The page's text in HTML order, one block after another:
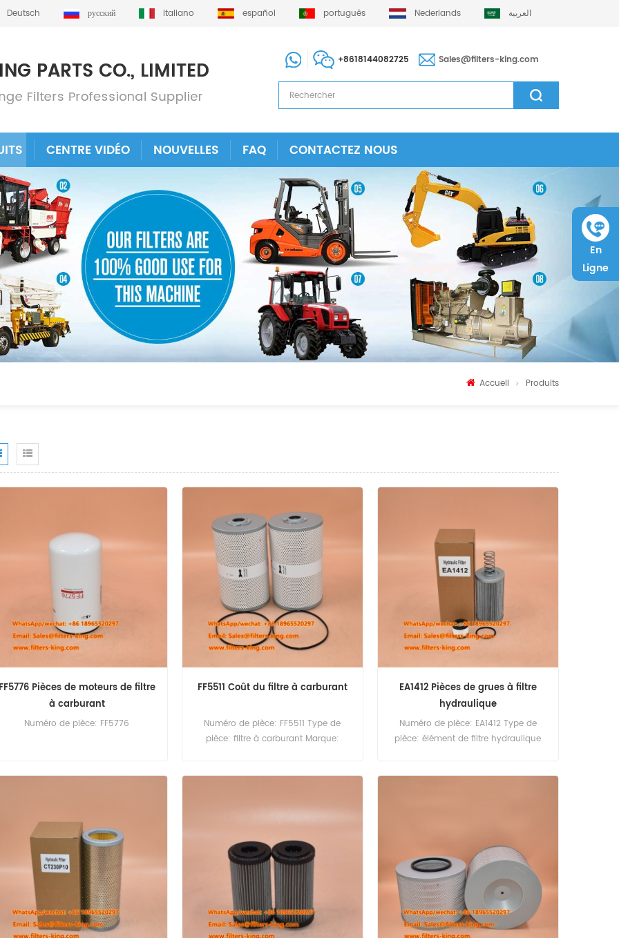
Deutsch русский italiano español português Nederlands العربية
+8618144082725 Sales@filters-king.com
CENTRE VIDÉO NOUVELLES FAQ CONTACTEZ NOUS
Accueil Produits
FF5776 Pièces de moteurs de filtre
à carburant
Numéro de pièce: FF5776
FF5511 Coût du filtre à carburant
Numéro de pièce: FF5511 Type de
pièce: filtre à carburant Marque:
EA1412 Pièces de grues à filtre
hydraulique
Numéro de pièce: EA1412 Type de
pièce: élément de filtre hydraulique
En
Ligne